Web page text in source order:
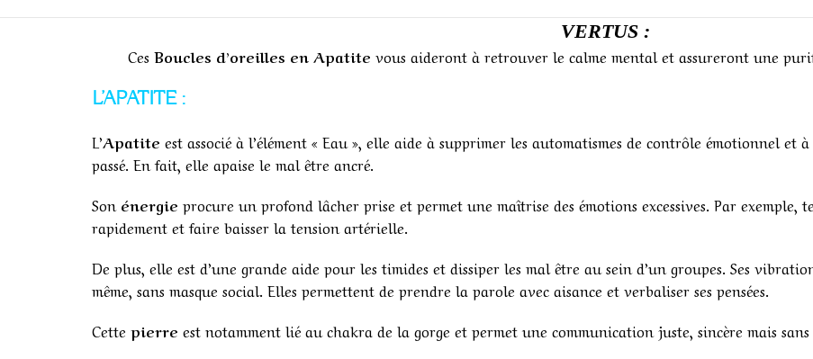
VERTUS :
Ces Boucles d’oreilles en Apatite vous aideront à retrouver le calme mental et assureront une
L’APATITE :
L’Apatite est associé à l’élément « Eau », elle aide à supprimer les automatismes de contrôle émotionnel et
passé. En fait, elle apaise le mal être ancré.
Son énergie procure un profond lâcher prise et permet une maîtrise des émotions excessives. Par
rapidement et faire baisser la tension artérielle.
De plus, elle est d’une grande aide pour les timides et dissiper les mal être au sein d’un groupes. Ses
même, sans masque social. Elles permettent de prendre la parole avec aisance et verbaliser ses pensées.
Cette pierre est notamment lié au chakra de la gorge et permet une communication juste, sincère mais sans